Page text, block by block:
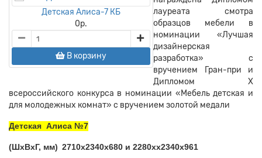
Детская Алиса-7 КБ
0р.
В корзину
лауреата смотра
образцов мебели в
номинации «Лучшая
дизайнерская
разработка» с
вручением Гран-при и
Дипломом Х
всероссийского конкурса в номинации «Мебель детская и
для молодежных комнат» с вручением золотой медали
Детская Алиса №7
(ШхВхГ, мм) 2710х2340х680 и 2280хх2340х961